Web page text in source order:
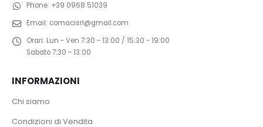
Phone: +39 0968 51039
Email: comacisrl@gmail.com
Orari: Lun - Ven 7:30 - 13:00 / 15:30 - 19:00
Sabato 7:30 - 13:00
INFORMAZIONI
Chi siamo
Condizioni di Vendita